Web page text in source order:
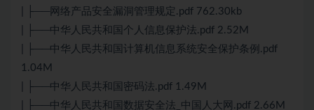
| ├──网络产品安全漏洞管理规定.pdf 762.30kb
| ├──中华人民共和国个人信息保护法.pdf 2.52M
| ├──中华人民共和国计算机信息系统安全保护条例.pdf
1.04M
| ├──中华人民共和国密码法.pdf 1.49M
| ├──中华人民共和国数据安全法_中国人大网.pdf 2.66M